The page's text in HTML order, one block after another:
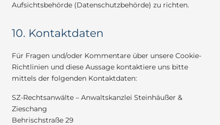
Aufsichtsbehörde (Datenschutzbehörde) zu richten.
10. Kontaktdaten
Für Fragen und/oder Kommentare über unsere Cookie-
Richtlinien und diese Aussage kontaktiere uns bitte
mittels der folgenden Kontaktdaten:
SZ-Rechtsanwälte – Anwaltskanzlei Steinhäußer &
Zieschang
Behrischstraße 29